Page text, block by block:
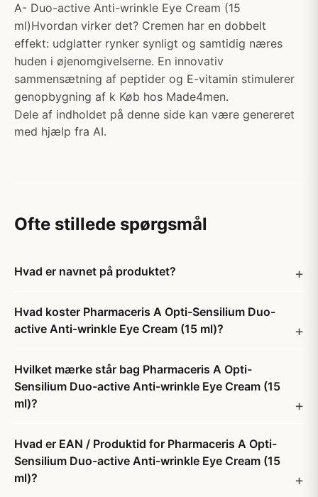
A- Duo-active Anti-wrinkle Eye Cream (15
ml)Hvordan virker det? Cremen har en dobbelt
effekt: udglatter rynker synligt og samtidig næres
huden i øjenomgivelserne. En innovativ
sammensætning af peptider og E-vitamin stimulerer
genopbygning af k Køb hos Made4men.
Dele af indholdet på denne side kan være genereret
med hjælp fra AI.
Ofte stillede spørgsmål
Hvad er navnet på produktet?
Hvad koster Pharmaceris A Opti-Sensilium Duo-
active Anti-wrinkle Eye Cream (15 ml)?
Hvilket mærke står bag Pharmaceris A Opti-
Sensilium Duo-active Anti-wrinkle Eye Cream (15
ml)?
Hvad er EAN / Produktid for Pharmaceris A Opti-
Sensilium Duo-active Anti-wrinkle Eye Cream (15
ml)?